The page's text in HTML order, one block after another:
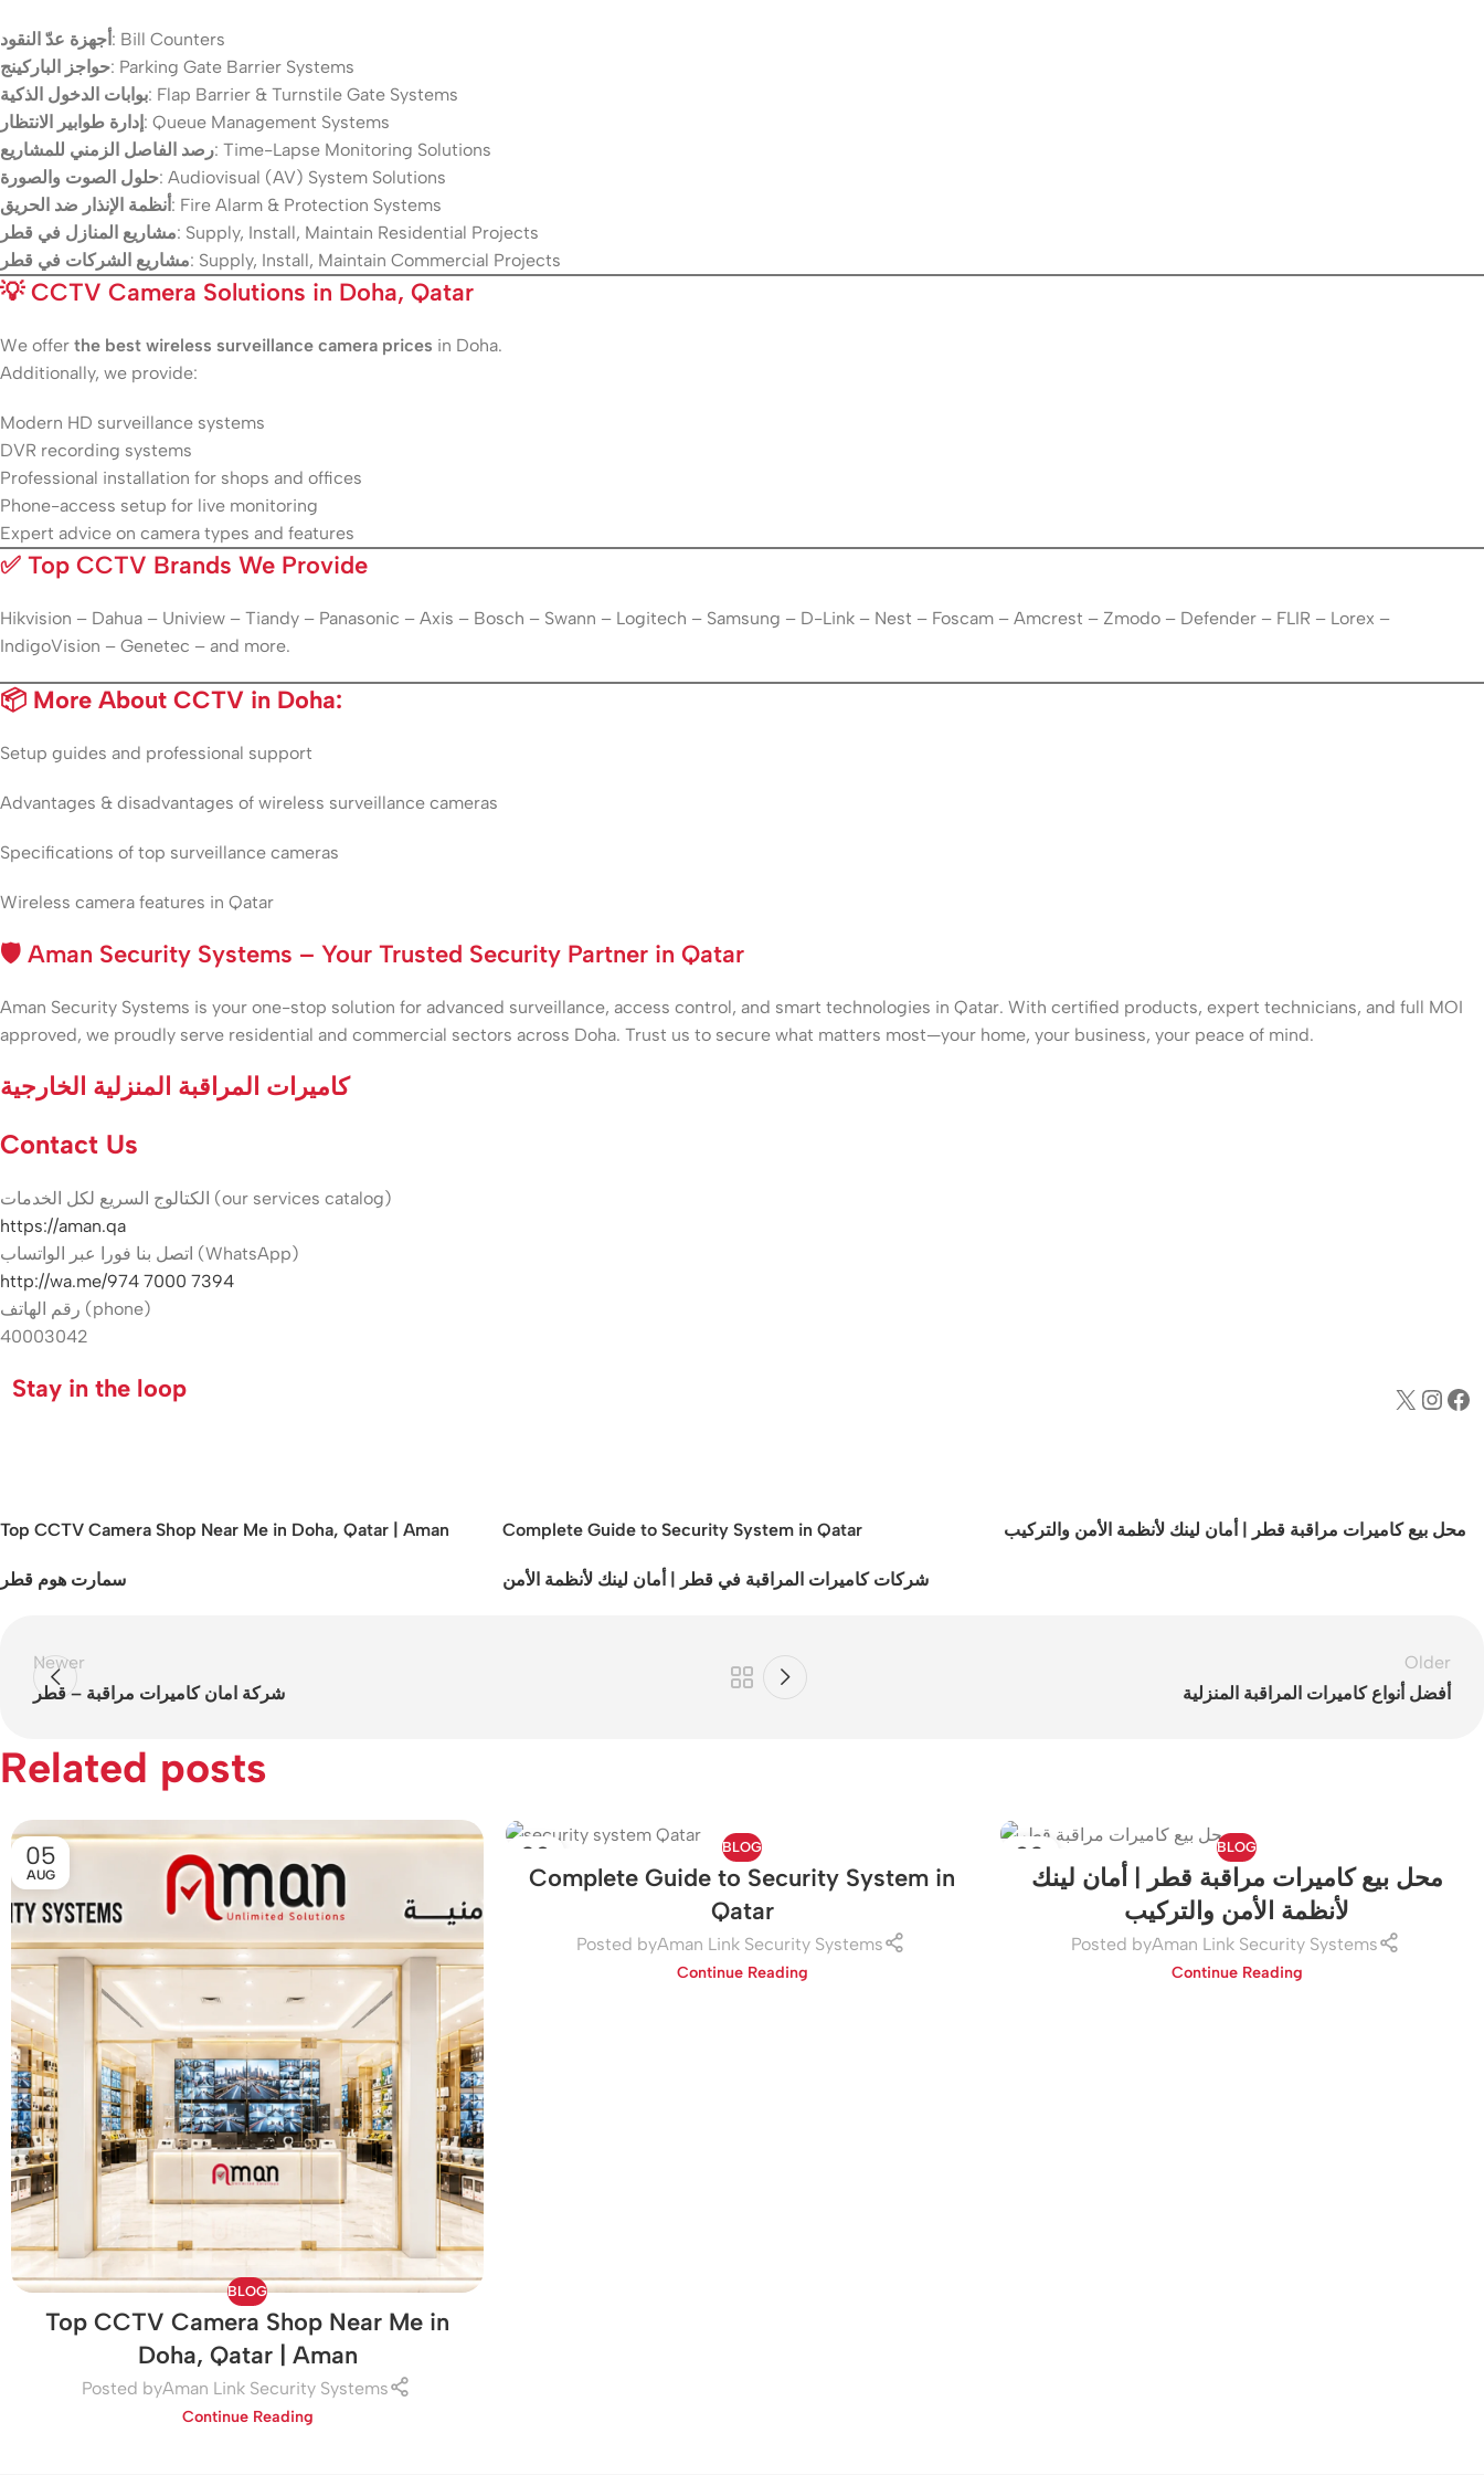
أجهزة عدّ النقود: Bill Counters
حواجز الباركينج: Parking Gate Barrier Systems
بوابات الدخول الذكية: Flap Barrier & Turnstile Gate Systems
إدارة طوابير الانتظار: Queue Management Systems
رصد الفاصل الزمني للمشاريع: Time-Lapse Monitoring Solutions
حلول الصوت والصورة: Audiovisual (AV) System Solutions
أنظمة الإنذار ضد الحريق: Fire Alarm & Protection Systems
مشاريع المنازل في قطر: Supply, Install, Maintain Residential Projects
مشاريع الشركات في قطر: Supply, Install, Maintain Commercial Projects
💡CCTV Camera Solutions in Doha, Qatar
We offer the best wireless surveillance camera prices in Doha.
Additionally, we provide:
Modern HD surveillance systems
DVR recording systems
Professional installation for shops and offices
Phone-access setup for live monitoring
Expert advice on camera types and features
✅ Top CCTV Brands We Provide
Hikvision – Dahua – Uniview – Tiandy – Panasonic – Axis – Bosch – Swann – Logitech – Samsung – D-Link – Nest – Foscam – Amcrest – Zmodo – Defender – FLIR – Lorex –
IndigoVision – Genetec – and more.
📦 More About CCTV in Doha:
Setup guides and professional support
Advantages & disadvantages of wireless surveillance cameras
Specifications of top surveillance cameras
Wireless camera features in Qatar
🛡️ Aman Security Systems – Your Trusted Security Partner in Qatar
Aman Security Systems is your one-stop solution for advanced surveillance, access control, and smart technologies in Qatar. With certified products, expert technicians, and full MOI
approved, we proudly serve residential and commercial sectors across Doha. Trust us to secure what matters most—your home, your business, your peace of mind.
كاميرات المراقبة المنزلية الخارجية
Contact Us
الكتالوج السريع لكل الخدمات (our services catalog)
https://aman.qa
اتصل بنا فورا عبر الواتساب (WhatsApp)
http://wa.me/974 7000 7394
رقم الهاتف (phone)
40003042
Stay in the loop
Top CCTV Camera Shop Near Me in Doha, Qatar | Aman Complete Guide to Security System in Qatar محل بيع كاميرات مراقبة قطر | أمان لينك لأنظمة الأمن والتركيب
سمارت هوم قطر شركات كاميرات المراقبة في قطر | أمان لينك لأنظمة الأمن
Newer
شركة امان كاميرات مراقبة – قطر
Older
أفضل أنواع كاميرات المراقبة المنزلية
Related posts
05
AUG
BLOG
Top CCTV Camera Shop Near Me in
Doha, Qatar | Aman
Posted byAman Link Security Systems
Continue Reading
02
JUN
BLOG
Complete Guide to Security System in
Qatar
Posted byAman Link Security Systems
Continue Reading
30
MAY
BLOG
محل بيع كاميرات مراقبة قطر | أمان لينك
لأنظمة الأمن والتركيب
Posted byAman Link Security Systems
Continue Reading